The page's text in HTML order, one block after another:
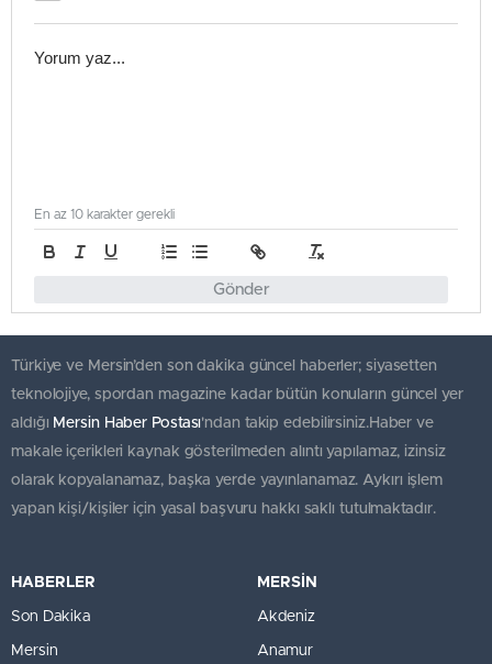
Gönder
En az 10 karakter gerekli
Türkiye ve Mersin’den son dakika güncel haberler; siyasetten
teknolojiye, spordan magazine kadar bütün konuların güncel yer
aldığı Mersin Haber Postası'ndan takip edebilirsiniz.Haber ve
makale içerikleri kaynak gösterilmeden alıntı yapılamaz, izinsiz
olarak kopyalanamaz, başka yerde yayınlanamaz. Aykırı işlem
yapan kişi/kişiler için yasal başvuru hakkı saklı tutulmaktadır.
HABERLER
Son Dakika
Mersin
MERSİN
Akdeniz
Anamur